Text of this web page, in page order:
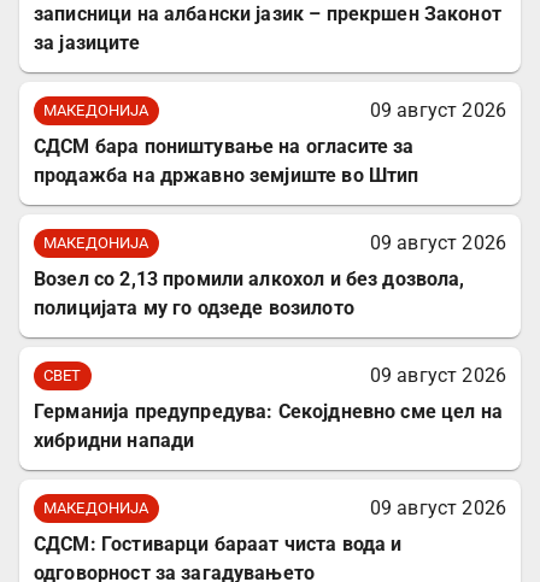
записници на албански јазик – прекршен Законот
за јазиците
МАКЕДОНИЈА
09 август 2026
СДСМ бара поништување на огласите за
продажба на државно земјиште во Штип
МАКЕДОНИЈА
09 август 2026
Возел со 2,13 промили алкохол и без дозвола,
полицијата му го одзеде возилото
СВЕТ
09 август 2026
Германија предупредува: Секојдневно сме цел на
хибридни напади
МАКЕДОНИЈА
09 август 2026
СДСМ: Гостиварци бараат чиста вода и
одговорност за загадувањето